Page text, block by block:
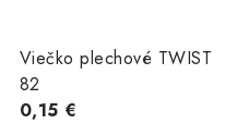
Viečko plechové TWIST
82
0,15 €